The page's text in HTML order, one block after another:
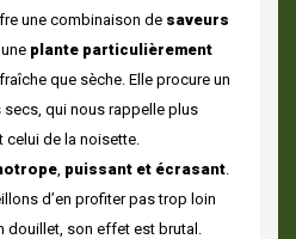
une combinaison de saveurs
une plante particulièrement
que sèche. Elle procure un
qui nous rappelle plus
celui de la noisette.
, puissant et écrasant.
d’en profiter pas trop loin
douillet, son effet est brutal.